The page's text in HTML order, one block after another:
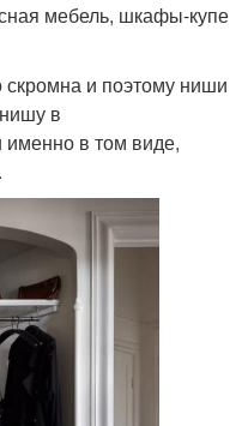
мебель, шкафы-купе
и поэтому ниши
в
именно в том виде,